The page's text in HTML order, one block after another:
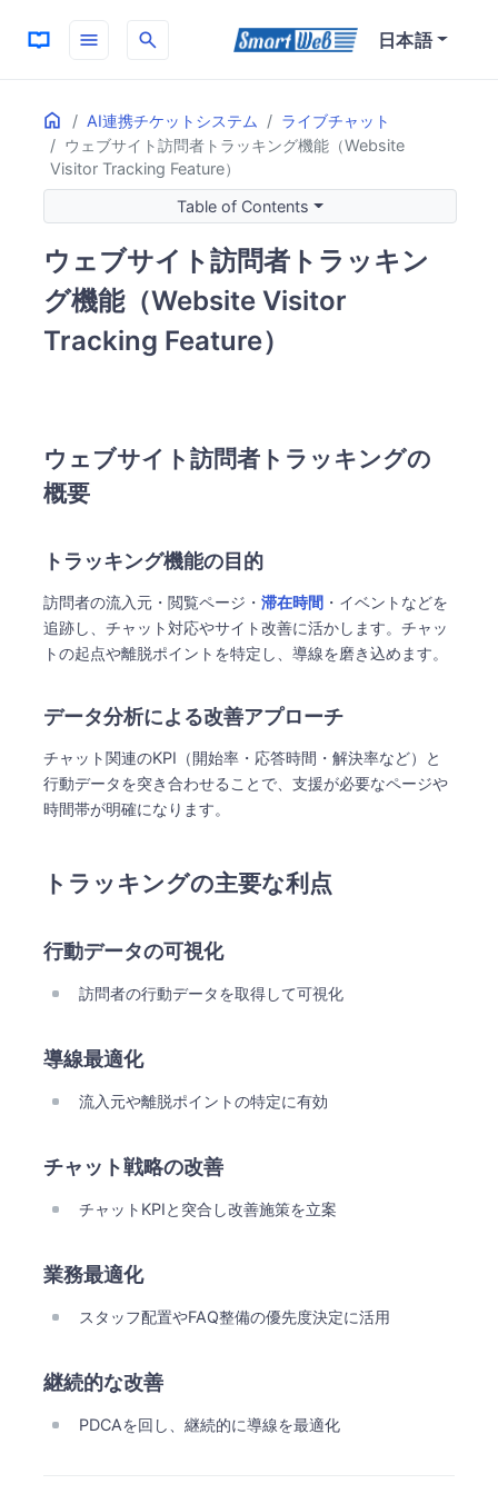
menu search 日本語
Home AI連携チケットシステム
ライブチャット
ウェブサイト訪問者トラッキング機能（Website
Visitor Tracking Feature）
ON THIS PAGE
ウェブサイト訪問者トラッキングの概要
トラッキング機能の目的
データ分析による改善アプローチ
行動データの可視化
導線最適化
チャット戦略の改善
業務最適化
Table of Contents
ウェブサイト訪問者トラッキン
グ機能（Website Visitor
Tracking Feature）
ウェブサイト訪問者トラッキングの
概要
トラッキング機能の目的
訪問者の流入元・閲覧ページ・滞在時間 ・イベントなどを
追跡し、チャット対応やサイト改善に活かします。チャッ
トの起点や離脱ポイントを特定し、導線を磨き込めます。
データ分析による改善アプローチ
チャット関連のKPI（開始率・応答時間・解決率など）と
行動データを突き合わせることで、支援が必要なページや
時間帯が明確になります。
トラッキングの主要な利点
行動データの可視化
訪問者の行動データを取得して可視化
導線最適化
流入元や離脱ポイントの特定に有効
チャット戦略の改善
チャットKPIと突合し改善施策を立案
業務最適化
スタッフ配置やFAQ整備の優先度決定に活用
継続的な改善
PDCAを回し、継続的に導線を最適化